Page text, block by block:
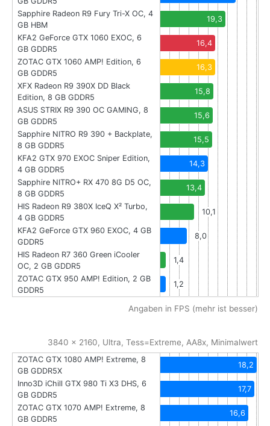
Sapphire Radeon R9 Fury Tri-X OC, 4
GB HBM
19,3
KFA2 GeForce GTX 1060 EXOC, 6
GB GDDR5
16,4
ZOTAC GTX 1060 AMP! Edition, 6
GB GDDR5
16,3
XFX Radeon R9 390X DD Black
Edition, 8 GB GDDR5
15,8
ASUS STRIX R9 390 OC GAMING, 8
GB GDDR5
15,6
Sapphire NITRO R9 390 + Backplate,
8 GB GDDR5
15,5
KFA2 GTX 970 EXOC Sniper Edition,
4 GB GDDR5
14,3
Sapphire NITRO+ RX 470 8G D5 OC,
8 GB GDDR5
13,4
HIS Radeon R9 380X IceQ X² Turbo,
4 GB GDDR5
10,1
KFA2 GeForce GTX 960 EXOC, 4 GB
GDDR5
8,0
HIS Radeon R7 360 Green iCooler
OC, 2 GB GDDR5
1,4
ZOTAC GTX 950 AMP! Edition, 2 GB
GDDR5
1,2
Angaben in FPS (mehr ist besser)
3840 x 2160, Ultra, Tess=Extreme, AA8x, Minimalwert
ZOTAC GTX 1080 AMP! Extreme, 8
GB GDDR5X
18,2
Inno3D iChill GTX 980 Ti X3 DHS, 6
GB GDDR5
17,7
ZOTAC GTX 1070 AMP! Extreme, 8
GB GDDR5
16,6